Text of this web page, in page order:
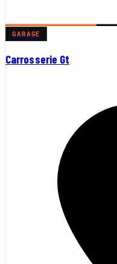
GARAGE
Carrosserie Gt